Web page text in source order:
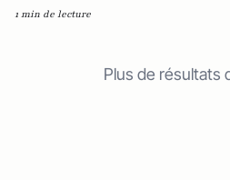
1 min de lecture
Plus de résultats